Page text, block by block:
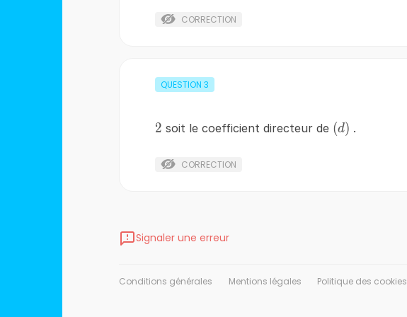
CORRECTION
QUESTION 3
2
2 soit le coefficient directeur de \left(d\right)
(d) .
CORRECTION
Signaler une erreur
Conditions générales Mentions légales Politique des cookies